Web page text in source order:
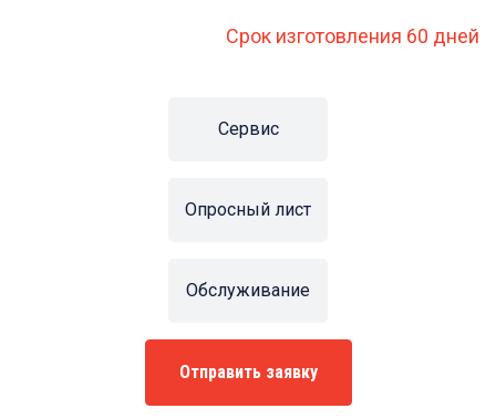
Срок изготовления 60 дней
Сервис
Опросный лист
Обслуживание
Отправить заявку